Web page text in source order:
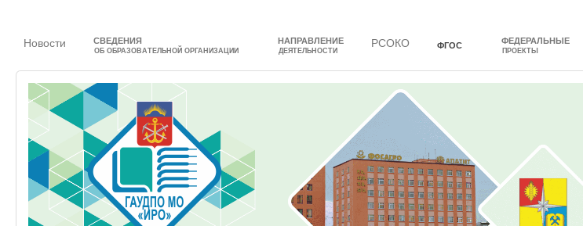
Новости СВЕДЕНИЯ
ОБ ОБРАЗОВАТЕЛЬНОЙ ОРГАНИЗАЦИИ
НАПРАВЛЕНИЕ
ДЕЯТЕЛЬНОСТИ
РСОКО ФГОС ФЕДЕРАЛЬНЫЕ
ПРОЕКТЫ